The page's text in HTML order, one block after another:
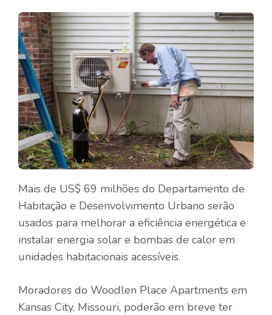
Mais de US$ 69 milhões do Departamento de
Habitação e Desenvolvimento Urbano serão
usados ​​para melhorar a eficiência energética e
instalar energia solar e bombas de calor em
unidades habitacionais acessíveis.
Moradores do Woodlen Place Apartments em
Kansas City, Missouri, poderão em breve ter